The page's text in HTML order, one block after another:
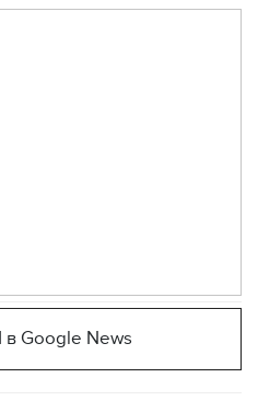
в Google News